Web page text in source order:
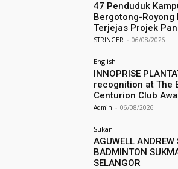
47 Penduduk
Bergotong-Royong
Terjejas Projek
STRINGER - 06/08/2026
English
INNOPRISE
recognition at The
Centurion Club
Admin - 06/08/2026
Sukan
AGUWELL
BADMINTON
SELANGOR